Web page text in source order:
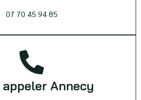
07 70 45 94 85
appeler Annecy